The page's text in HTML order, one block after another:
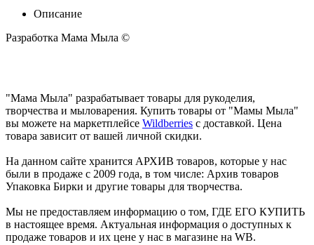
Описание
Разработка Мама Мыла ©
"Мама Мыла" разрабатывает товары для рукоделия,
творчества и мыловарения. Купить товары от "Мамы Мыла"
вы можете на маркетплейсе Wildberries с доставкой. Цена
товара зависит от вашей личной скидки.
На данном сайте хранится АРХИВ товаров, которые у нас
были в продаже с 2009 года, в том числе: Архив товаров
Упаковка Бирки и другие товары для творчества.
Мы не предоставляем информацию о том, ГДЕ ЕГО КУПИТЬ
в настоящее время. Актуальная информация о доступных к
продаже товаров и их цене у нас в магазине на WB.